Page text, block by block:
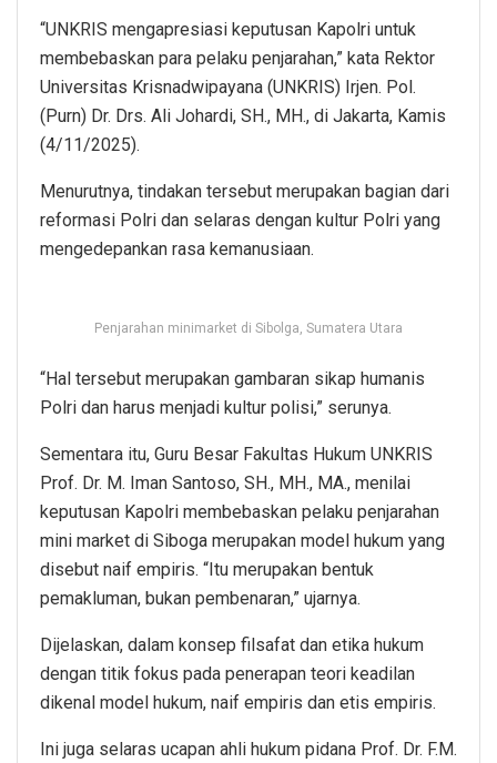
“UNKRIS mengapresiasi keputusan Kapolri untuk
membebaskan para pelaku penjarahan,” kata Rektor
Universitas Krisnadwipayana (UNKRIS) Irjen. Pol.
(Purn) Dr. Drs. Ali Johardi, SH., MH., di Jakarta, Kamis
(4/11/2025).
Menurutnya, tindakan tersebut merupakan bagian dari
reformasi Polri dan selaras dengan kultur Polri yang
mengedepankan rasa kemanusiaan.
Penjarahan minimarket di Sibolga, Sumatera Utara
“Hal tersebut merupakan gambaran sikap humanis
Polri dan harus menjadi kultur polisi,” serunya.
Sementara itu, Guru Besar Fakultas Hukum UNKRIS
Prof. Dr. M. Iman Santoso, SH., MH., MA., menilai
keputusan Kapolri membebaskan pelaku penjarahan
mini market di Siboga merupakan model hukum yang
disebut naif empiris. “Itu merupakan bentuk
pemakluman, bukan pembenaran,” ujarnya.
Dijelaskan, dalam konsep filsafat dan etika hukum
dengan titik fokus pada penerapan teori keadilan
dikenal model hukum, naif empiris dan etis empiris.
Ini juga selaras ucapan ahli hukum pidana Prof. Dr. F.M.